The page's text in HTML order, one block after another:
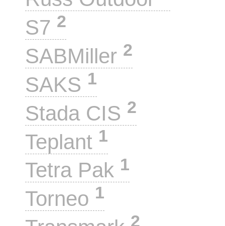
S7 2
SABMiller 2
SAKS 1
Stada CIS 2
Teplant 1
Tetra Pak 1
Torneo 1
2